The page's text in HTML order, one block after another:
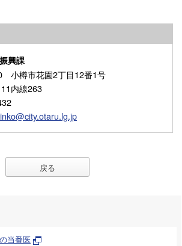
興課
小樽市花園2丁目12番1号
内線263
戻る
当番医